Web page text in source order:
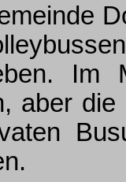
Im
aber die